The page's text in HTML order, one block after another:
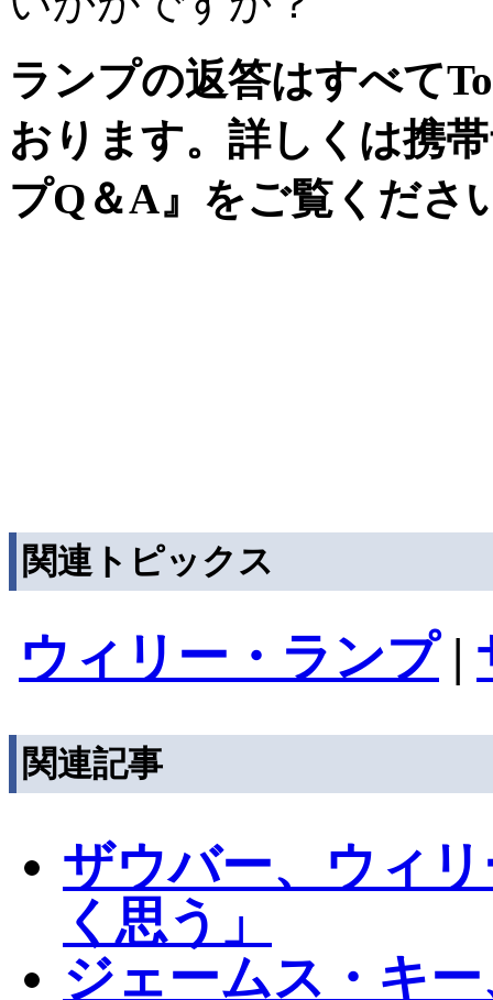
ランプの返答はすべて
おります。詳しくは携
プQ＆A』をご覧くださ
関連トピックス
ウィリー・ランプ|
関連記事
ザウバー、ウィ
く思う」
ジェームス・キ